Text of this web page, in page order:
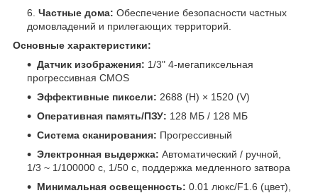
Частные дома: Обеспечение безопасности частных
домовладений и прилегающих территорий.
Основные характеристики:
Датчик изображения: 1/3" 4-мегапиксельная
прогрессивная CMOS
Эффективные пиксели: 2688 (H) × 1520 (V)
Оперативная память/ПЗУ: 128 МБ / 128 МБ
Система сканирования: Прогрессивный
Электронная выдержка: Автоматический / ручной,
1/3 ~ 1/100000 с, 1/50 с, поддержка медленного затвора
Минимальная освещенность: 0.01 люкс/F1.6 (цвет),